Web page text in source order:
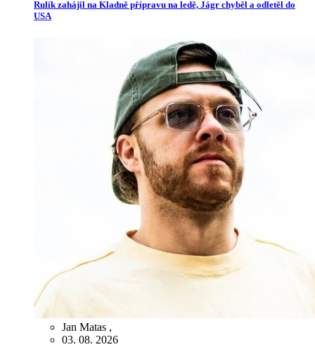
Rulík zahájil na Kladně přípravu na ledě, Jágr chyběl a odletěl do
USA
Jan Matas ,
03. 08. 2026